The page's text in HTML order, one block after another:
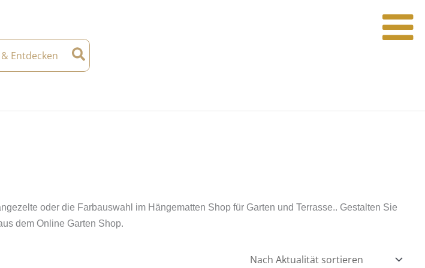
oder die Farbauswahl im Hängematten Shop für Garten und Terrasse.. Gestalten Sie
dem Online Garten Shop.